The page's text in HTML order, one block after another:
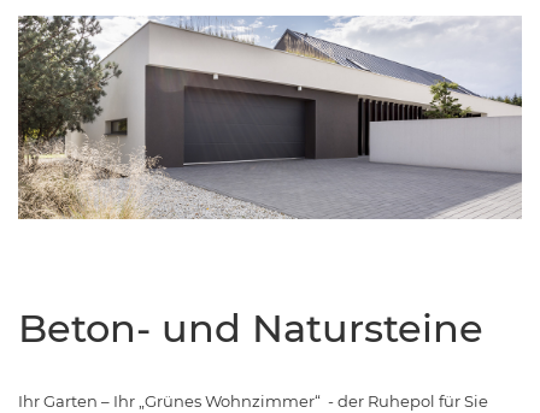
Beton- und Natursteine
Ihr Garten – Ihr „Grünes Wohnzimmer“ - der Ruhepol für Sie